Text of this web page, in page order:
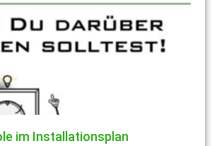
im Installationsplan